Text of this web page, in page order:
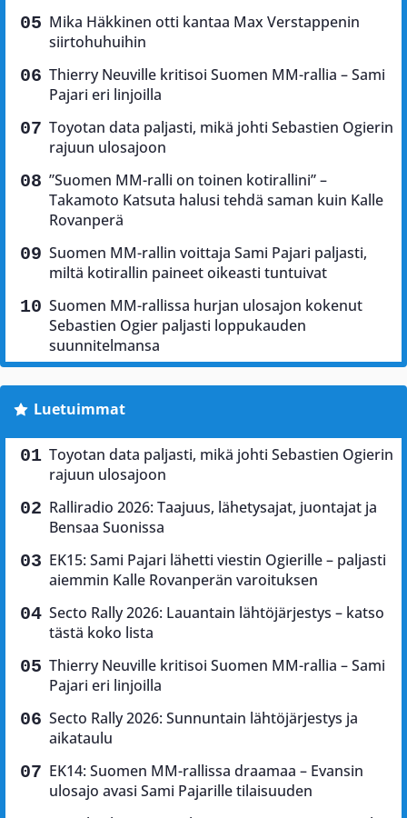
Mika Häkkinen otti kantaa Max Verstappenin
siirtohuhuihin
Thierry Neuville kritisoi Suomen MM-rallia – Sami
Pajari eri linjoilla
Toyotan data paljasti, mikä johti Sebastien Ogierin
rajuun ulosajoon
”Suomen MM-ralli on toinen kotirallini” –
Takamoto Katsuta halusi tehdä saman kuin Kalle
Rovanperä
Suomen MM-rallin voittaja Sami Pajari paljasti,
miltä kotirallin paineet oikeasti tuntuivat
Suomen MM-rallissa hurjan ulosajon kokenut
Sebastien Ogier paljasti loppukauden
suunnitelmansa
Luetuimmat
Toyotan data paljasti, mikä johti Sebastien Ogierin
rajuun ulosajoon
Ralliradio 2026: Taajuus, lähetysajat, juontajat ja
Bensaa Suonissa
EK15: Sami Pajari lähetti viestin Ogierille – paljasti
aiemmin Kalle Rovanperän varoituksen
Secto Rally 2026: Lauantain lähtöjärjestys – katso
tästä koko lista
Thierry Neuville kritisoi Suomen MM-rallia – Sami
Pajari eri linjoilla
Secto Rally 2026: Sunnuntain lähtöjärjestys ja
aikataulu
EK14: Suomen MM-rallissa draamaa – Evansin
ulosajo avasi Sami Pajarille tilaisuuden